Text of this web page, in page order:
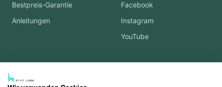
Bestpreis-Garantie
Anleitungen
Facebook
Instagram
YouTube